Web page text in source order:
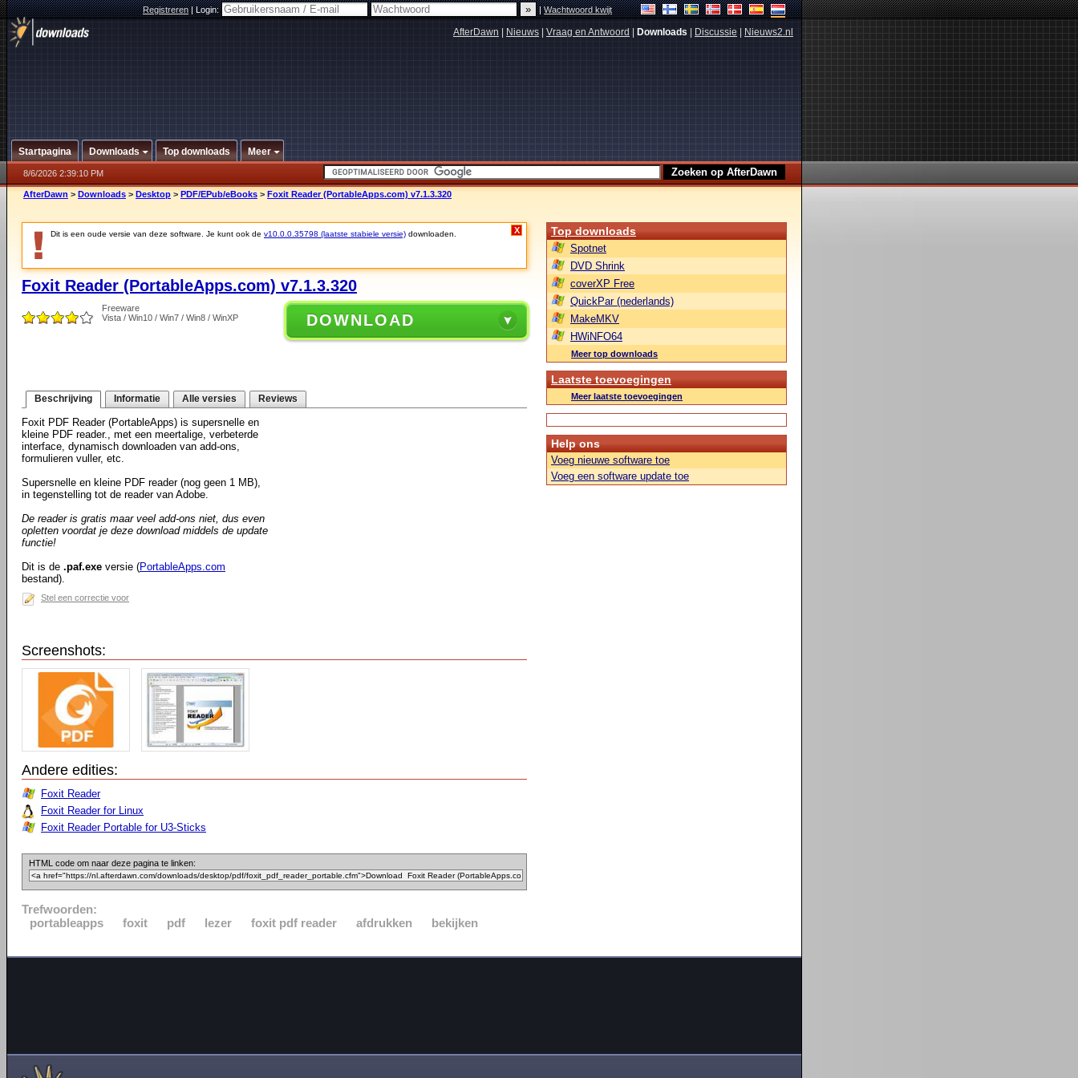
Registreren|Login: |Wachtwoord kwijt
AfterDawn Nieuws Vraag en Antwoord Downloads Discussie Nieuws2.nl
Startpagina Downloads Top downloads Meer
8/6/2026 2:39:10 PM
AfterDawn > Downloads > Desktop > PDF/EPub/eBooks > Foxit Reader (PortableApps.com) v7.1.3.320
Dit is een oude versie van deze software. Je kunt ook de v10.0.0.35798 (laatste stabiele versie) downloaden. X
Foxit Reader (PortableApps.com) v7.1.3.320
Freeware
Vista / Win10 / Win7 / Win8 / WinXP
DOWNLOAD
Beschrijving Informatie Alle versies Reviews
Foxit PDF Reader (PortableApps) is supersnelle en
kleine PDF reader., met een meertalige, verbeterde
interface, dynamisch downloaden van add-ons,
formulieren vuller, etc.
Supersnelle en kleine PDF reader (nog geen 1 MB),
in tegenstelling tot de reader van Adobe.
De reader is gratis maar veel add-ons niet, dus even
opletten voordat je deze download middels de update
functie!
Dit is de .paf.exe versie (PortableApps.com
bestand).
Stel een correctie voor
Screenshots:
Andere edities:
Foxit Reader
Foxit Reader for Linux
Foxit Reader Portable for U3-Sticks
HTML code om naar deze pagina te linken:
Trefwoorden:
portableapps
foxit pdf lezer foxit pdf reader afdrukken bekijken
Top downloads
Spotnet
DVD Shrink
coverXP Free
QuickPar (nederlands)
MakeMKV
HWiNFO64
Meer top downloads
Laatste toevoegingen
Meer laatste toevoegingen
Help ons
Voeg nieuwe software toe
Voeg een software update toe